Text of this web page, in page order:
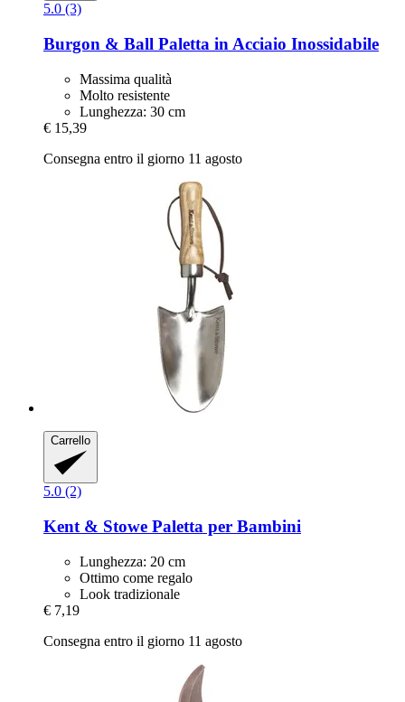
5.0 (3)
Burgon & Ball Paletta in Acciaio Inossidabile
Massima qualità
Molto resistente
Lunghezza: 30 cm
€ 15,39
Consegna entro il giorno 11 agosto
Carrello
5.0 (2)
Kent & Stowe Paletta per Bambini
Lunghezza: 20 cm
Ottimo come regalo
Look tradizionale
€ 7,19
Consegna entro il giorno 11 agosto